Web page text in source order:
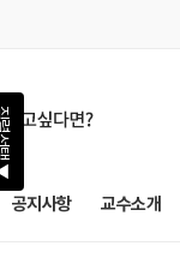
택
공지사항 교수소개